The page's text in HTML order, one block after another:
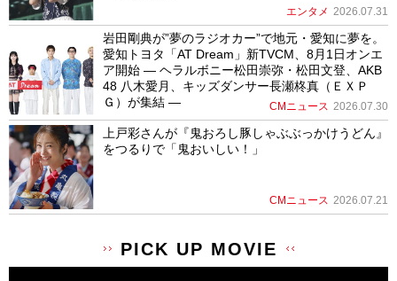
エンタメ 2026.07.31
岩田剛典が”夢のラジオカー”で地元・愛知に夢を。
愛知トヨタ「AT Dream」新TVCM、8月1日オンエ
ア開始 ― ヘラルボニー松田崇弥・松田文登、AKB
48 八木愛月、キッズダンサー長瀬柊真（ＥＸＰ
Ｇ）が集結 ―
CMニュース 2026.07.30
上戸彩さんが『鬼おろし豚しゃぶぶっかけうどん』
をつるりで「鬼おいしい！」
CMニュース 2026.07.21
PICK UP MOVIE